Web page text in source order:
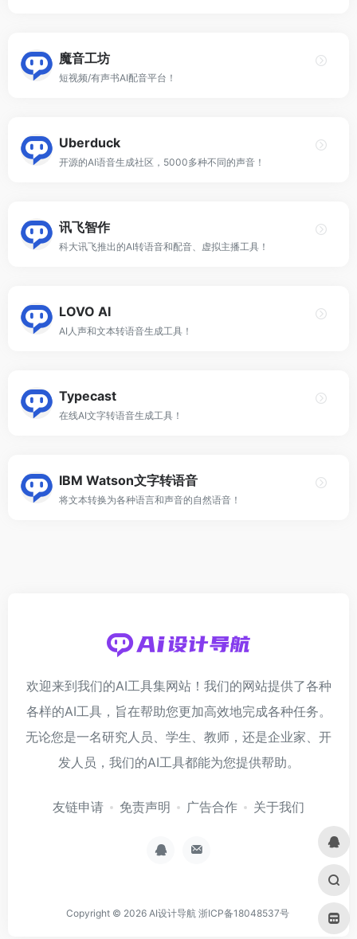
魔音工坊
短视频/有声书AI配音平台！
Uberduck
开源的AI语音生成社区，5000多种不同的声音！
讯飞智作
科大讯飞推出的AI转语音和配音、虚拟主播工具！
LOVO AI
AI人声和文本转语音生成工具！
Typecast
在线AI文字转语音生成工具！
IBM Watson文字转语音
将文本转换为各种语言和声音的自然语音！
欢迎来到我们的AI工具集网站！我们的网站提供了各种
各样的AI工具，旨在帮助您更加高效地完成各种任务。
无论您是一名研究人员、学生、教师，还是企业家、开
发人员，我们的AI工具都能为您提供帮助。
友链申请 免责声明 广告合作 关于我们
Copyright © 2026 AI设计导航 浙ICP备18048537号